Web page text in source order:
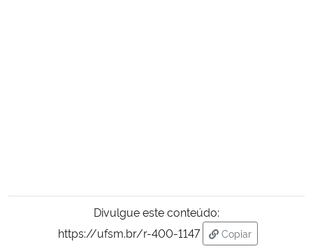
Divulgue este conteúdo:
https://ufsm.br/r-400-1147
Copiar